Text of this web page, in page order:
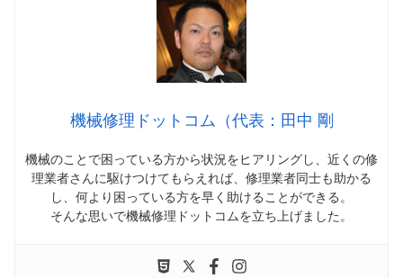
機械修理ドットコム（代表：田中 剛
機械のことで困っている方から状況をヒアリングし、近くの修
理業者さんに駆けつけてもらえれば、修理業者同士も助かる
し、何より困っている方を早く助けることができる。
そんな思いで機械修理ドットコムを立ち上げました。